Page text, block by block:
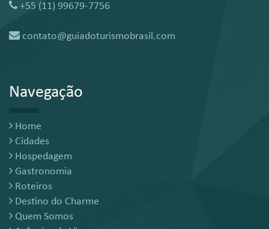
+55 (11) 99679-7756
contato@guiadoturismobrasil.com
Navegação
Home
Cidades
Hospedagem
Gastronomia
Roteiros
Destino do Charme
Quem Somos